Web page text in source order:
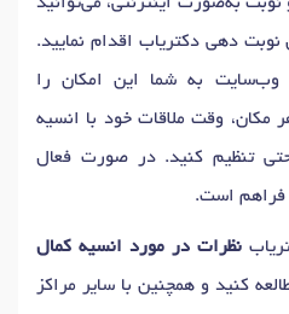
دهی دکتریاب اقدام نمایید.
وب‌سایت به شما این امکان را
وقت ملاقات خود با انسیه
تنظیم کنید. در صورت فعال
فراهم است.
نظرات در مورد انسیه کمال
کنید و همچنین با سایر مراکز